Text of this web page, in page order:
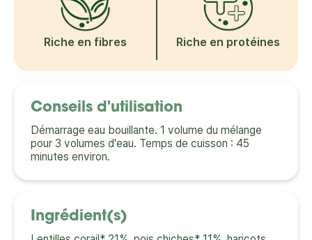
Riche en fibres Riche en protéines
Conseils d'utilisation
Démarrage eau bouillante. 1 volume du mélange
pour 3 volumes d'eau. Temps de cuisson : 45
minutes environ.
Ingrédient(s)